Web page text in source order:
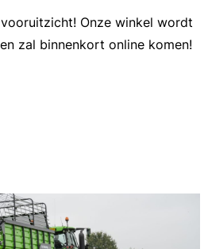
Onze winkel wordt
zal binnenkort online komen!